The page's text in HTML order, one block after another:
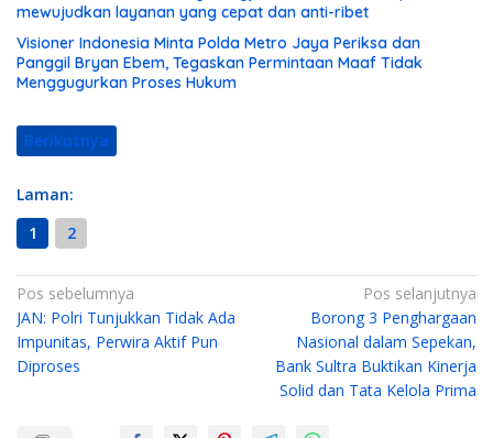
mewujudkan layanan yang cepat dan anti-ribet
Visioner Indonesia Minta Polda Metro Jaya Periksa dan
Panggil Bryan Ebem, Tegaskan Permintaan Maaf Tidak
Menggugurkan Proses Hukum
Berikutnya
Laman:
1
2
N
a
v
Pos sebelumnya
JAN: Polri Tunjukkan Tidak Ada
Impunitas, Perwira Aktif Pun
Diproses
Pos selanjutnya
Borong 3 Penghargaan
Nasional dalam Sepekan,
Bank Sultra Buktikan Kinerja
Solid dan Tata Kelola Prima